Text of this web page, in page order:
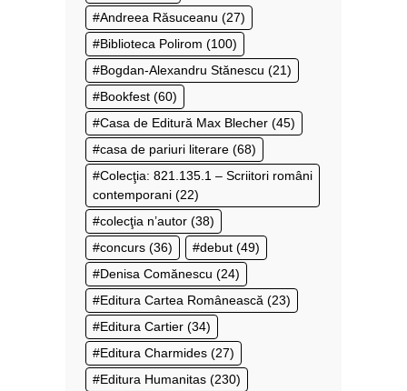
Andreea Răsuceanu (27)
Biblioteca Polirom (100)
Bogdan-Alexandru Stănescu (21)
Bookfest (60)
Casa de Editură Max Blecher (45)
casa de pariuri literare (68)
Colecţia: 821.135.1 – Scriitori români
contemporani (22)
colecţia n’autor (38)
concurs (36) debut (49)
Denisa Comănescu (24)
Editura Cartea Românească (23)
Editura Cartier (34)
Editura Charmides (27)
Editura Humanitas (230)